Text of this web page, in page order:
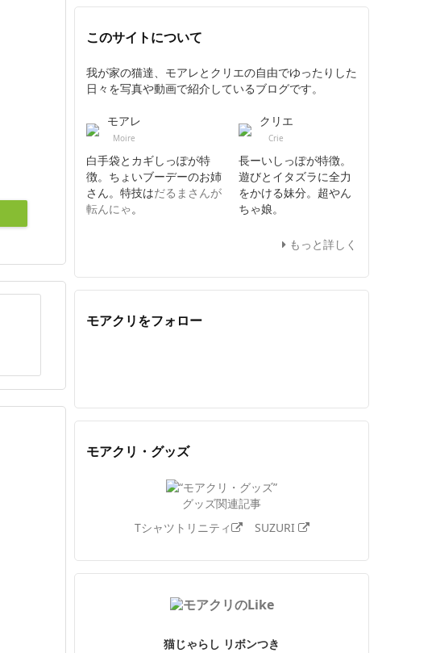
このサイトについて
我が家の猫達、モアレとクリエの自由でゆったりした
日々を写真や動画で紹介しているブログです。
モアレ
Moire
白手袋とカギしっぽが特
徴。ちょいブーデーのお姉
さん。特技はだるまさんが
転んにゃ。
クリエ
Crie
長ーいしっぽが特徴。
遊びとイタズラに全力
をかける妹分。超やん
ちゃ娘。
もっと詳しく
モアクリをフォロー
モアクリ・グッズ
グッズ関連記事
Tシャツトリニティ
SUZURI
猫じゃらし リボンつき